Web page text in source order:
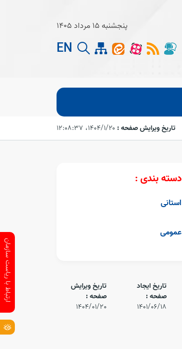
پنجشنبه 15 مرداد 1405
EN
تاریخ ویرایش صفحه : ۱۴۰۴/۱/۲۰،‏ ۱۲:۰۸:۳۷
دسته بندی :
استانی
عمومی
تاریخ ایجاد
صفحه :
1401/06/18
تاریخ ویرایش
صفحه :
1404/01/20
ارتباط با ریاست سازمان